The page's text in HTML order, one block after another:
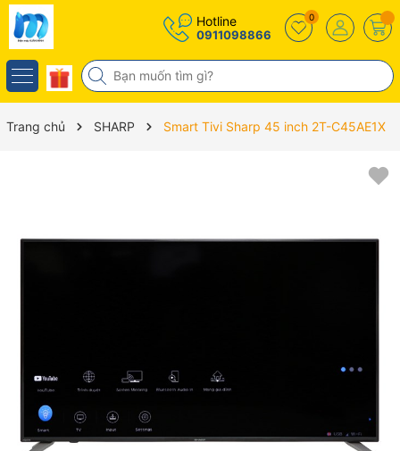
Hotline
0911098866
0
Trang chủ SHARP Smart Tivi Sharp 45 inch 2T-C45AE1X